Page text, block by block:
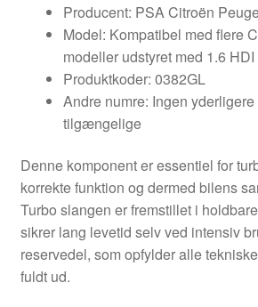
Producent: PSA Citroën
Model: Kompatibel med flere
modeller udstyret med 1.6 HDI
Produktkoder: 0382GL
Andre numre: Ingen
tilgængelige
Denne komponent er essentiel for
korrekte funktion og dermed bilens
Turbo slangen er fremstillet i
sikrer lang levetid selv ved intensiv
reservedel, som opfylder alle
fuldt ud.